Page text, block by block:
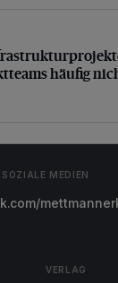
häufig
SOZIALE MEDIEN
VERLAG